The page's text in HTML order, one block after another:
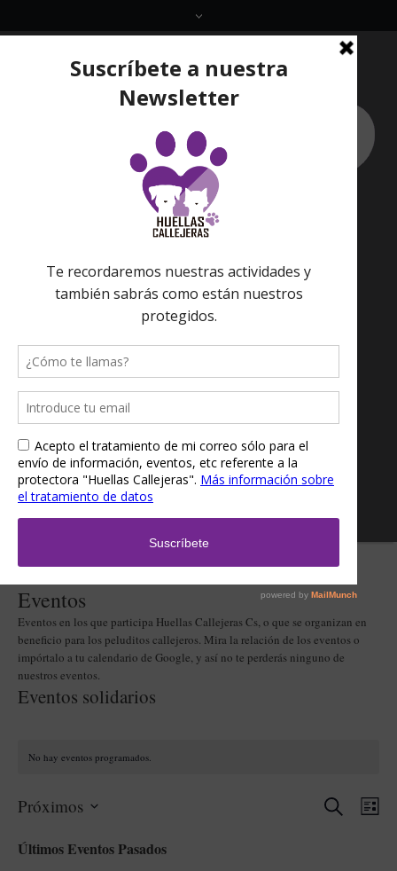
Eventos
Eventos en los que participa Huellas Callejeras Cs, o que se organizan en
beneficio para los peluditos callejeros. Mira la relación de los eventos o
impórtalo a tu calendario de Google, y así no te perderás ninguno de
nuestros eventos.
Eventos solidarios
No hay eventos programados.
Buscar
Próximos
la
Últimos Eventos Pasados